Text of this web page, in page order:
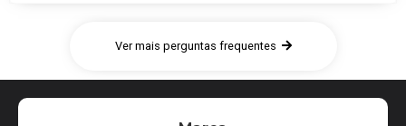
Ver mais perguntas frequentes